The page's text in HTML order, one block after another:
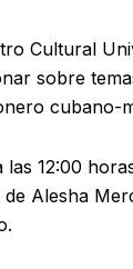
Cultural
sobre
cubano-
12:00
Alesha